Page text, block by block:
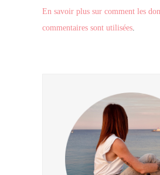
En savoir plus sur comment les
commentaires sont utilisées.